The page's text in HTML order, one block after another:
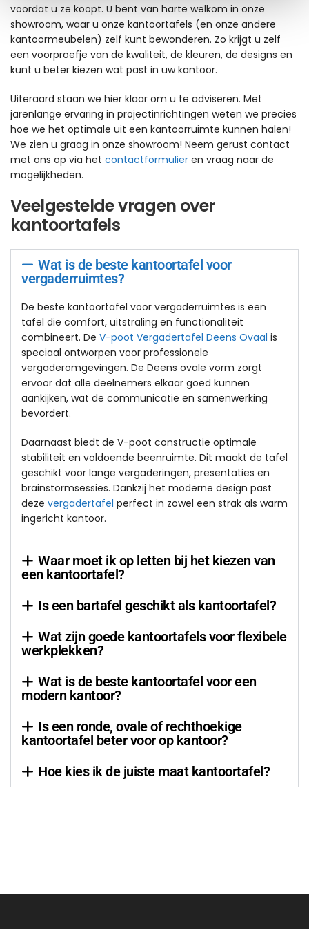
voordat u ze koopt. U bent van harte welkom in onze
showroom, waar u onze kantoortafels (en onze andere
kantoormeubelen) zelf kunt bewonderen. Zo krijgt u zelf
een voorproefje van de kwaliteit, de kleuren, de designs en
kunt u beter kiezen wat past in uw kantoor.
Uiteraard staan we hier klaar om u te adviseren. Met
jarenlange ervaring in projectinrichtingen weten we precies
hoe we het optimale uit een kantoorruimte kunnen halen!
We zien u graag in onze showroom! Neem gerust contact
met ons op via het contactformulier en vraag naar de
mogelijkheden.
Veelgestelde vragen over
kantoortafels
Wat is de beste kantoortafel voor
vergaderruimtes?
De beste kantoortafel voor vergaderruimtes is een
tafel die comfort, uitstraling en functionaliteit
combineert. De V-poot Vergadertafel Deens Ovaal is
speciaal ontworpen voor professionele
vergaderomgevingen. De Deens ovale vorm zorgt
ervoor dat alle deelnemers elkaar goed kunnen
aankijken, wat de communicatie en samenwerking
bevordert.
Daarnaast biedt de V-poot constructie optimale
stabiliteit en voldoende beenruimte. Dit maakt de tafel
geschikt voor lange vergaderingen, presentaties en
brainstormsessies. Dankzij het moderne design past
deze vergadertafel perfect in zowel een strak als warm
ingericht kantoor.
Waar moet ik op letten bij het kiezen van
een kantoortafel?
Is een bartafel geschikt als kantoortafel?
Wat zijn goede kantoortafels voor flexibele
werkplekken?
Wat is de beste kantoortafel voor een
modern kantoor?
Is een ronde, ovale of rechthoekige
kantoortafel beter voor op kantoor?
Hoe kies ik de juiste maat kantoortafel?